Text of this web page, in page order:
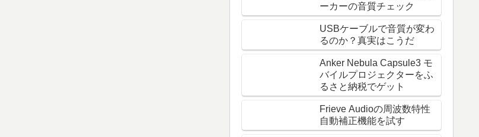
ーカーの音質チェック
USBケーブルで音質が変わ
るのか？真実はこうだ
Anker Nebula Capsule3 モ
バイルプロジェクターをふ
るさと納税でゲット
Frieve Audioの周波数特性
自動補正機能を試す